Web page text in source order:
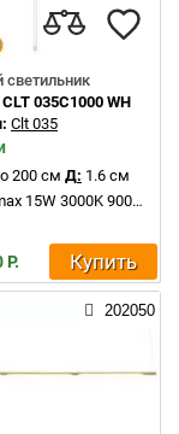
светильник
035C1000 WH
Clt 035
200 см Д: 1.6 см
15W 3000K 900Lm
Р. Купить
202050